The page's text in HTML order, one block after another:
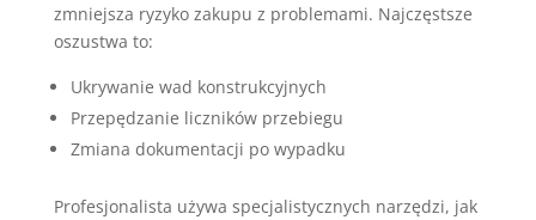
zmniejsza ryzyko zakupu z problemami. Najczęstsze
oszustwa to:
Ukrywanie wad konstrukcyjnych
Przepędzanie liczników przebiegu
Zmiana dokumentacji po wypadku
Profesjonalista używa specjalistycznych narzędzi, jak